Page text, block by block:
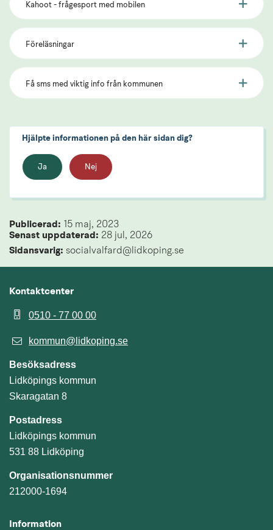
Kahoot - frågesport med mobilen
Föreläsningar
Få sms med viktig info från kommunen
Hjälpte informationen på den här sidan dig?
Ja Nej
Publicerad:
15 maj, 2023
Senast uppdaterad: 28 jul, 2026
Sidansvarig: socialvalfard@lidkoping.se
Kontaktcenter
0510 - 77 00 00
kommun@lidkoping.se
Besöksadress
Lidköpings kommun
Skaragatan 8
Postadress
Lidköpings kommun
531 88 Lidköping
Organisationsnummer
212000-1694
Information